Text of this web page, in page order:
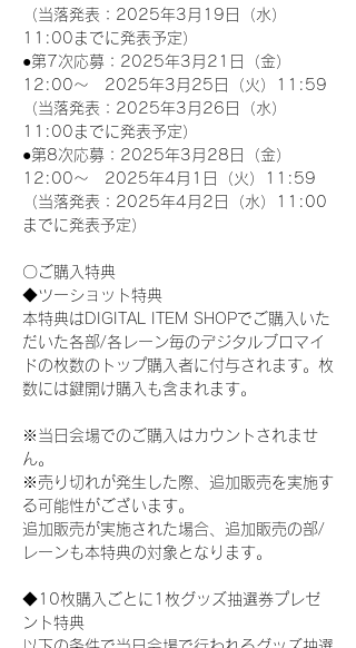
（当落発表：2025年3月19日（水）
11:00までに発表予定）
●第7次応募：2025年3月21日（金）
12:00～　2025年3月25日（火）11:59
（当落発表：2025年3月26日（水）
11:00までに発表予定）
●第8次応募：2025年3月28日（金）
12:00～　2025年4月1日（火）11:59
（当落発表：2025年4月2日（水）11:00
までに発表予定）
〇ご購入特典
◆ツーショット特典
本特典はDIGITAL ITEM SHOPでご購入いた
だいた各部/各レーン毎のデジタルブロマイ
ドの枚数のトップ購入者に付与されます。枚
数には鍵開け購入も含まれます。
※当日会場でのご購入はカウントされませ
ん。
※売り切れが発生した際、追加販売を実施す
る可能性がございます。
追加販売が実施された場合、追加販売の部/
レーンも本特典の対象となります。
◆10枚購入ごとに1枚グッズ抽選券プレゼ
ント特典